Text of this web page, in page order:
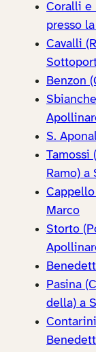
Coralli e
presso
Cavalli
Benzon
S.
Tamossi
Ramo) a
Marco
Storto
Pasina
della) a